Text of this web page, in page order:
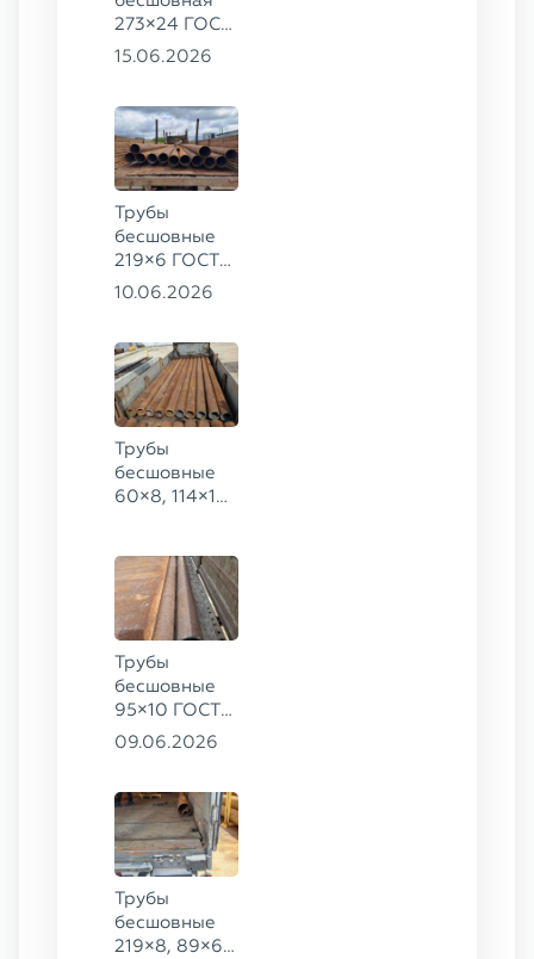
273×24 ГОСТ
9941-81 сталь
15.06.2026
Трубы
бесшовные
219×6 ГОСТ
8732-78, ст.
10.06.2026
Трубы
бесшовные
60×8, 114×10,
8732-78, ст.
20
Трубы
бесшовные
95×10 ГОСТ
8732-78, ст.
09.06.2026
Трубы
бесшовные
219×8, 89×6,